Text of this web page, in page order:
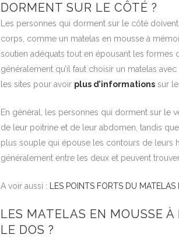
DORMENT SUR LE CÔTÉ ?
Les personnes qui dorment sur le côté
corps, comme un matelas en mousse à
soutien adéquats tout en épousant les
généralement qu’il faut choisir un matelas
les sites pour avoir plus d’informations sur
En général, les personnes qui dorment sur le
de leur poitrine et de leur abdomen, tandis
plus souple qui épouse les contours de leurs
généralement entre les deux et peuvent
A voir aussi : LES POINTS FORTS DU MATELAS
LES MATELAS EN MOUSSE
LE DOS ?